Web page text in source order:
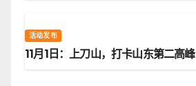
活动发布
11月1日：上刀山，打卡山东第二高峰